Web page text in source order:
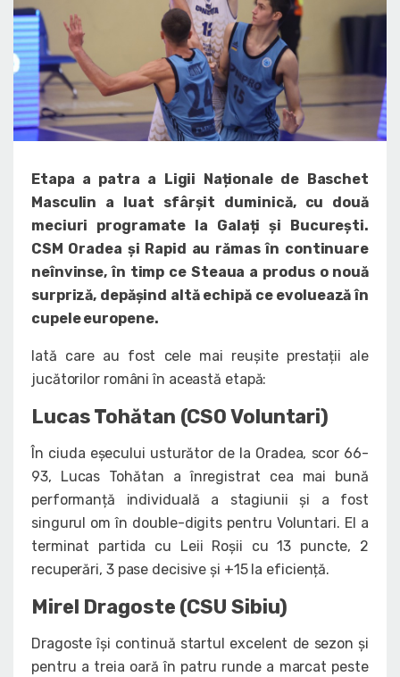
Etapa a patra a Ligii Naționale de Baschet
Masculin a luat sfârșit duminică, cu două
meciuri programate la Galați și București.
CSM Oradea și Rapid au rămas în continuare
neînvinse, în timp ce Steaua a produs o nouă
surpriză, depășind altă echipă ce evoluează în
cupele europene.
Iată care au fost cele mai reușite prestații ale
jucătorilor români în această etapă:
Lucas Tohătan (CSO Voluntari)
În ciuda eșecului usturător de la Oradea, scor 66-
93, Lucas Tohătan a înregistrat cea mai bună
performanță individuală a stagiunii și a fost
singurul om în double-digits pentru Voluntari. El a
terminat partida cu Leii Roșii cu 13 puncte, 2
recuperări, 3 pase decisive și +15 la eficiență.
Mirel Dragoste (CSU Sibiu)
Dragoste își continuă startul excelent de sezon și
pentru a treia oară în patru runde a marcat peste